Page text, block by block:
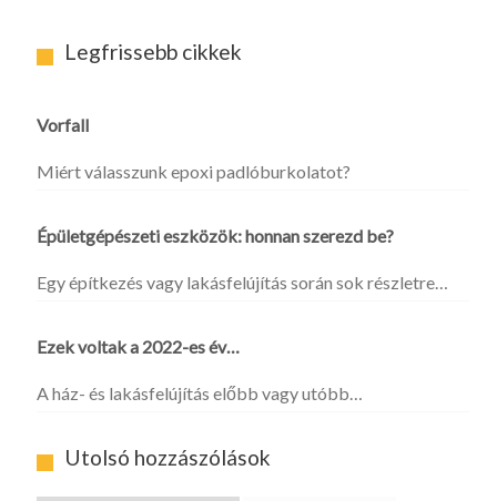
Legfrissebb cikkek
Vorfall
Miért válasszunk epoxi padlóburkolatot?
Épületgépészeti eszközök: honnan szerezd be?
Egy építkezés vagy lakásfelújítás során sok részletre…
Ezek voltak a 2022-es év…
A ház- és lakásfelújítás előbb vagy utóbb…
Utolsó hozzászólások